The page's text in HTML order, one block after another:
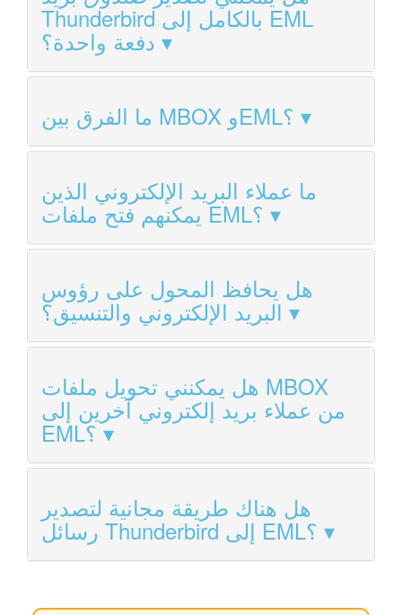
Thunderbird بالكامل إلى EML
دفعة واحدة؟
ما الفرق بين MBOX وEML؟
ما عملاء البريد الإلكتروني الذين
يمكنهم فتح ملفات EML؟
هل يحافظ المحول على رؤوس
البريد الإلكتروني والتنسيق؟
هل يمكنني تحويل ملفات MBOX
من عملاء بريد إلكتروني آخرين إلى
EML؟
هل هناك طريقة مجانية لتصدير
رسائل Thunderbird إلى EML؟